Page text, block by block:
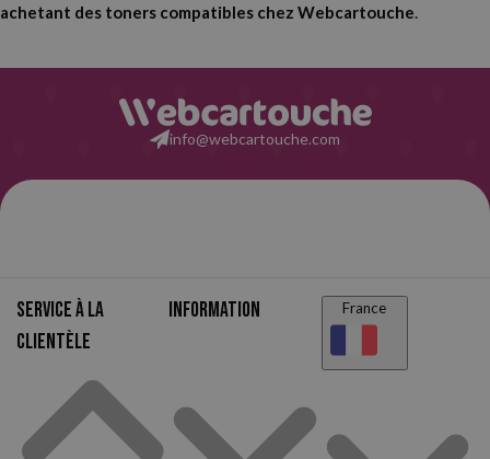
achetant des toners compatibles chez Webcartouche.
info@webcartouche.com
Service à la
clientèle
Information France